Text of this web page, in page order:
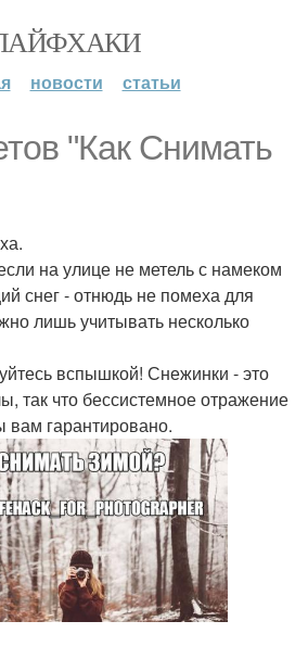
новости статьи
"Как Снимать
на улице не метель с намеком
снег - отнюдь не помеха для
лишь учитывать несколько
вспышкой! Снежинки - это
так что бессистемное отражение
вам гарантировано.